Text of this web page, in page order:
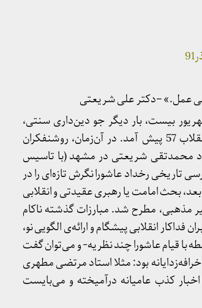
عمل.» –دکتر علی شریعتی
بیست، بار دیگر جو دین‌داری سنتی،
عزاداری و نوحه و سینه‌زنی و…، رایج شد به همین صورت که پس از انقلاب 57 پیش آمد. در آن‌زمان، روشنفکران
محمدتقی شریعتی در مشهد (با تاسیس
تاریخی رخداد عاشورا نگرش تازه‌ای را در
بحث امامت یا رهبری عقیدتی و انقلابی
مذهبی، مطرح شد. مبارزات گذشته ناکام
انقلابی پیشگام و ارائه‌ی الگویی نو،
با قیام عاشورا چند نظریه- و می‌توان گفت
بود: مثلا استاد مرتضی مطهری
کذب عامیانه درآمیخته و می‌بایست